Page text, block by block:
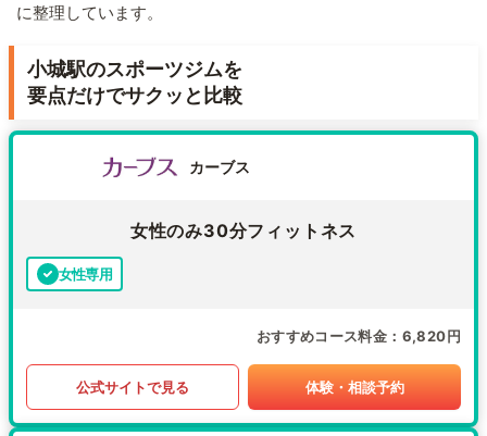
に整理しています。
小城駅のスポーツジムを
要点だけでサクッと比較
カーブス
女性のみ30分フィットネス
女性専用
おすすめコース料金 6,820円
公式サイトで見る 体験・相談予約